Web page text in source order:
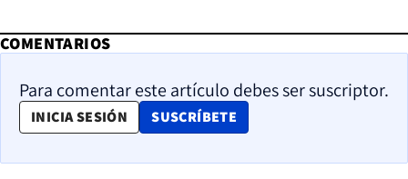
COMENTARIOS
Para comentar este artículo debes ser suscriptor.
INICIA SESIÓN SUSCRÍBETE
OPENS IN NEW WINDOW